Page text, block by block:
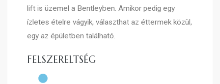
lift is üzemel a Bentleyben. Amikor pedig egy
ízletes ételre vágyik, választhat az éttermek közül,
egy az épületben található.
FELSZERELTSÉG